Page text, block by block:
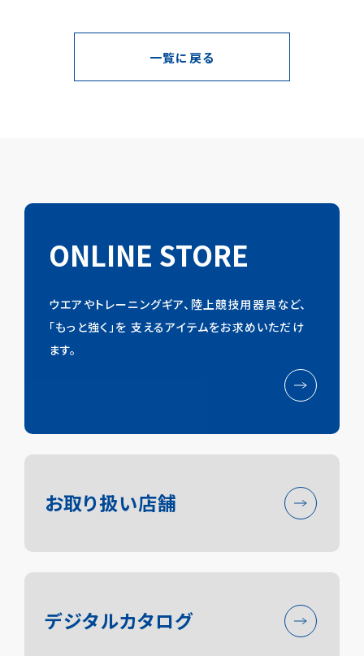
アパレル事業
一覧に戻る
ONLINE STORE
ウエアやトレーニングギア、陸上競技用器具など、
「もっと強く」を 支えるアイテムをお求めいただけ
ます。
お取り扱い店舗
デジタルカタログ